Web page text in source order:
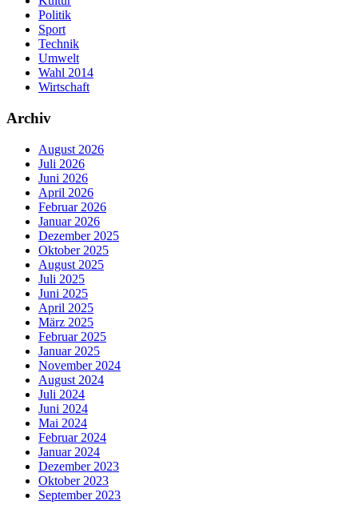
Politik
Sport
Technik
Umwelt
Wahl 2014
Wirtschaft
Archiv
August 2026
Juli 2026
Juni 2026
April 2026
Februar 2026
Januar 2026
Dezember 2025
Oktober 2025
August 2025
Juli 2025
Juni 2025
April 2025
März 2025
Februar 2025
Januar 2025
November 2024
August 2024
Juli 2024
Juni 2024
Mai 2024
Februar 2024
Januar 2024
Dezember 2023
Oktober 2023
September 2023